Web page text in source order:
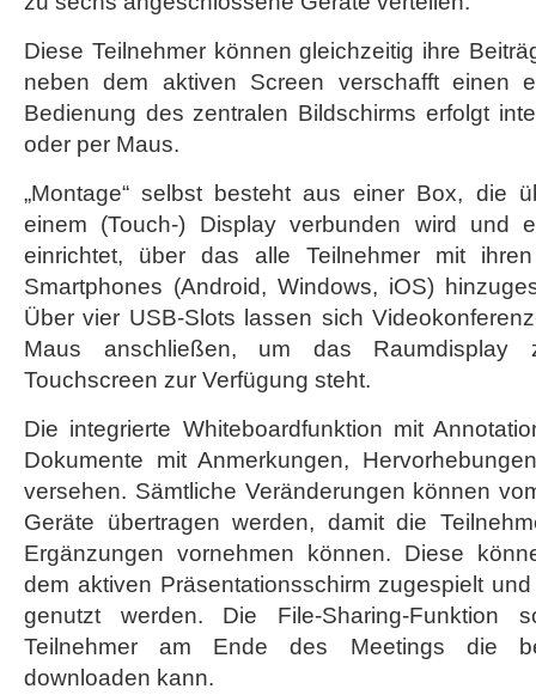
Diese Teilnehmer können gleichzeitig ihre
neben dem aktiven Screen verschafft einen
Bedienung des zentralen Bildschirms erfolgt
oder per Maus.
„Montage“ selbst besteht aus einer Box, die
einem (Touch-) Display verbunden wird und
einrichtet, über das alle Teilnehmer mit
Smartphones (Android, Windows, iOS)
Über vier USB-Slots lassen sich
Maus anschließen, um das
Touchscreen zur Verfügung steht.
Die integrierte Whiteboardfunktion mit
Dokumente mit Anmerkungen,
versehen. Sämtliche Veränderungen können
Geräte übertragen werden, damit die
Ergänzungen vornehmen können. Diese
dem aktiven Präsentationsschirm zugespielt
genutzt werden. Die File-Sharing-Funktion
Teilnehmer am Ende des Meetings die
downloaden kann.